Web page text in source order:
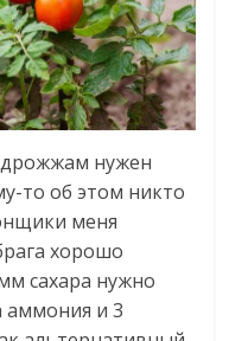
нужен
то об этом никто
меня
хорошо
сахара нужно
аммония и 3